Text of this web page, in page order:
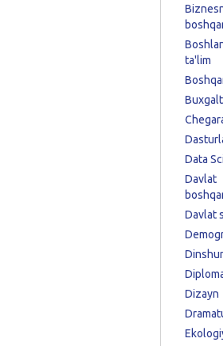
ta'lim
Data
Davlat
Davlat
Dizayn